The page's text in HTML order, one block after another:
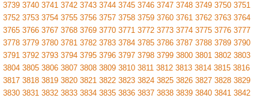
3739 3740 3741 3742 3743 3744 3745 3746 3747 3748 3749 3750 3751
3752 3753 3754 3755 3756 3757 3758 3759 3760 3761 3762 3763 3764
3765 3766 3767 3768 3769 3770 3771 3772 3773 3774 3775 3776 3777
3778 3779 3780 3781 3782 3783 3784 3785 3786 3787 3788 3789 3790
3791 3792 3793 3794 3795 3796 3797 3798 3799 3800 3801 3802 3803
3804 3805 3806 3807 3808 3809 3810 3811 3812 3813 3814 3815 3816
3817 3818 3819 3820 3821 3822 3823 3824 3825 3826 3827 3828 3829
3830 3831 3832 3833 3834 3835 3836 3837 3838 3839 3840 3841 3842